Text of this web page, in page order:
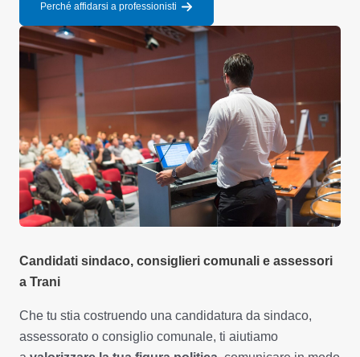
Perché affidarsi a professionisti
Candidati sindaco, consiglieri comunali e assessori
a Trani
Che tu stia costruendo una candidatura da sindaco,
assessorato o consiglio comunale, ti aiutiamo